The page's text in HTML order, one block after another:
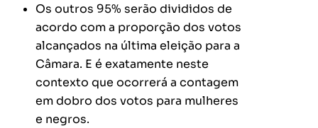
Os outros 95% serão divididos de
acordo com a proporção dos votos
alcançados na última eleição para a
Câmara. E é exatamente neste
contexto que ocorrerá a contagem
em dobro dos votos para mulheres
e negros.